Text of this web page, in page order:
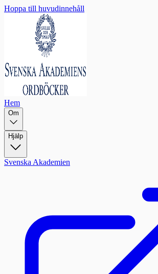
Hoppa till huvudinnehåll
Hem
Om
Hjälp
Svenska Akademien